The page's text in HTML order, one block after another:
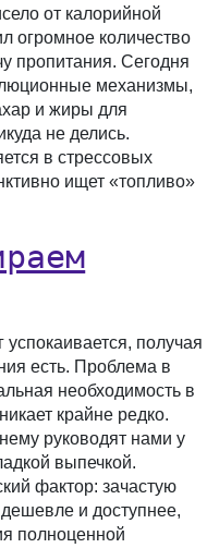
от калорийной
огромное количество
пропитания. Сегодня
механизмы,
и жиры для
не делись.
в стрессовых
ищет «топливо»
получая
есть. Проблема в
необходимость в
крайне редко.
руководят нами у
выпечкой.
фактор: зачастую
и доступнее,
полноценной